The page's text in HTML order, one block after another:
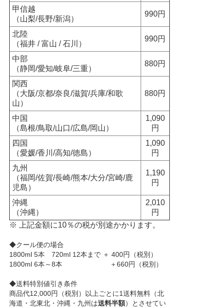
甲信越
（山梨/長野/新潟）
990円
北陸
（福井 / 富山 / 石川）
990円
中部
（静岡/愛知/岐阜/三重）
880円
関西
（大阪/京都/奈良/滋賀/兵庫/和歌
山）
880円
中国
（島根/鳥取/山口/広島/岡山）
1,090
円
四国
（愛媛/香川/高知/徳島）
1,090
円
九州
（福岡/佐賀/長崎/熊本/大分/宮崎/鹿
児島）
1,190
円
沖縄
（沖縄）
2,010
円
※ 上記金額に10％の税が別途かかります。
◆クール便の場合
1800ml 5本 720ml 12本まで ＋ 400円（税別）
1800ml 6本～8本 ＋660円（税別）
◆送料特別値引き条件
商品代12,000円（税別）以上ごとに1送料無料（北
海道・北東北・沖縄・九州は送料半額）とさせてい